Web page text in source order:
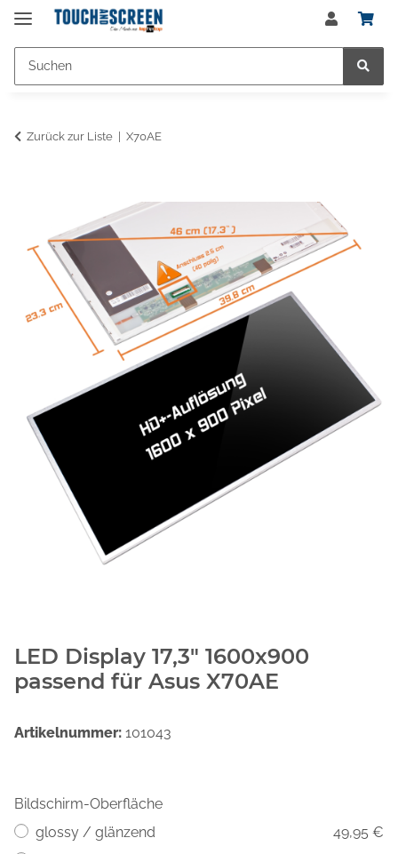
Zurück zur Liste X70AE
LED Display 17,3" 1600x900
passend für Asus X70AE
Artikelnummer: 101043
Bildschirm-Oberfläche
glossy / glänzend
49,95 €